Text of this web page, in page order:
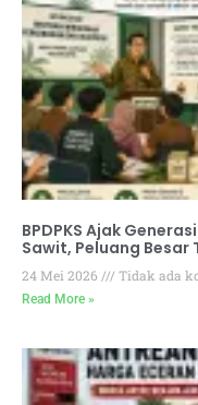
BPDPKS Ajak
Sawit, Peluang Besar
24 Mei 2026 Tidak ada
Read More »